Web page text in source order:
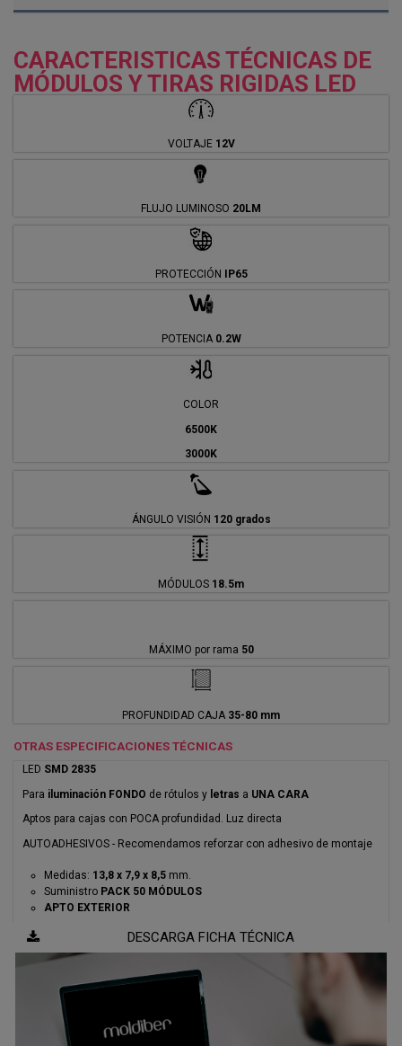
CARACTERISTICAS TÉCNICAS DE
MÓDULOS Y TIRAS RIGIDAS LED
VOLTAJE 12V
FLUJO LUMINOSO 20LM
PROTECCIÓN IP65
POTENCIA 0.2W
COLOR
6500K
3000K
ÁNGULO VISIÓN 120 grados
MÓDULOS 18.5m
MÁXIMO por rama 50
PROFUNDIDAD CAJA 35-80 mm
OTRAS ESPECIFICACIONES TÉCNICAS
LED SMD 2835
Para iluminación FONDO de rótulos y letras a UNA CARA
Aptos para cajas con POCA profundidad. Luz directa
AUTOADHESIVOS - Recomendamos reforzar con adhesivo de montaje
Medidas: 13,8 x 7,9 x 8,5 mm.
Suministro PACK 50 MÓDULOS
APTO EXTERIOR
DESCARGA FICHA TÉCNICA